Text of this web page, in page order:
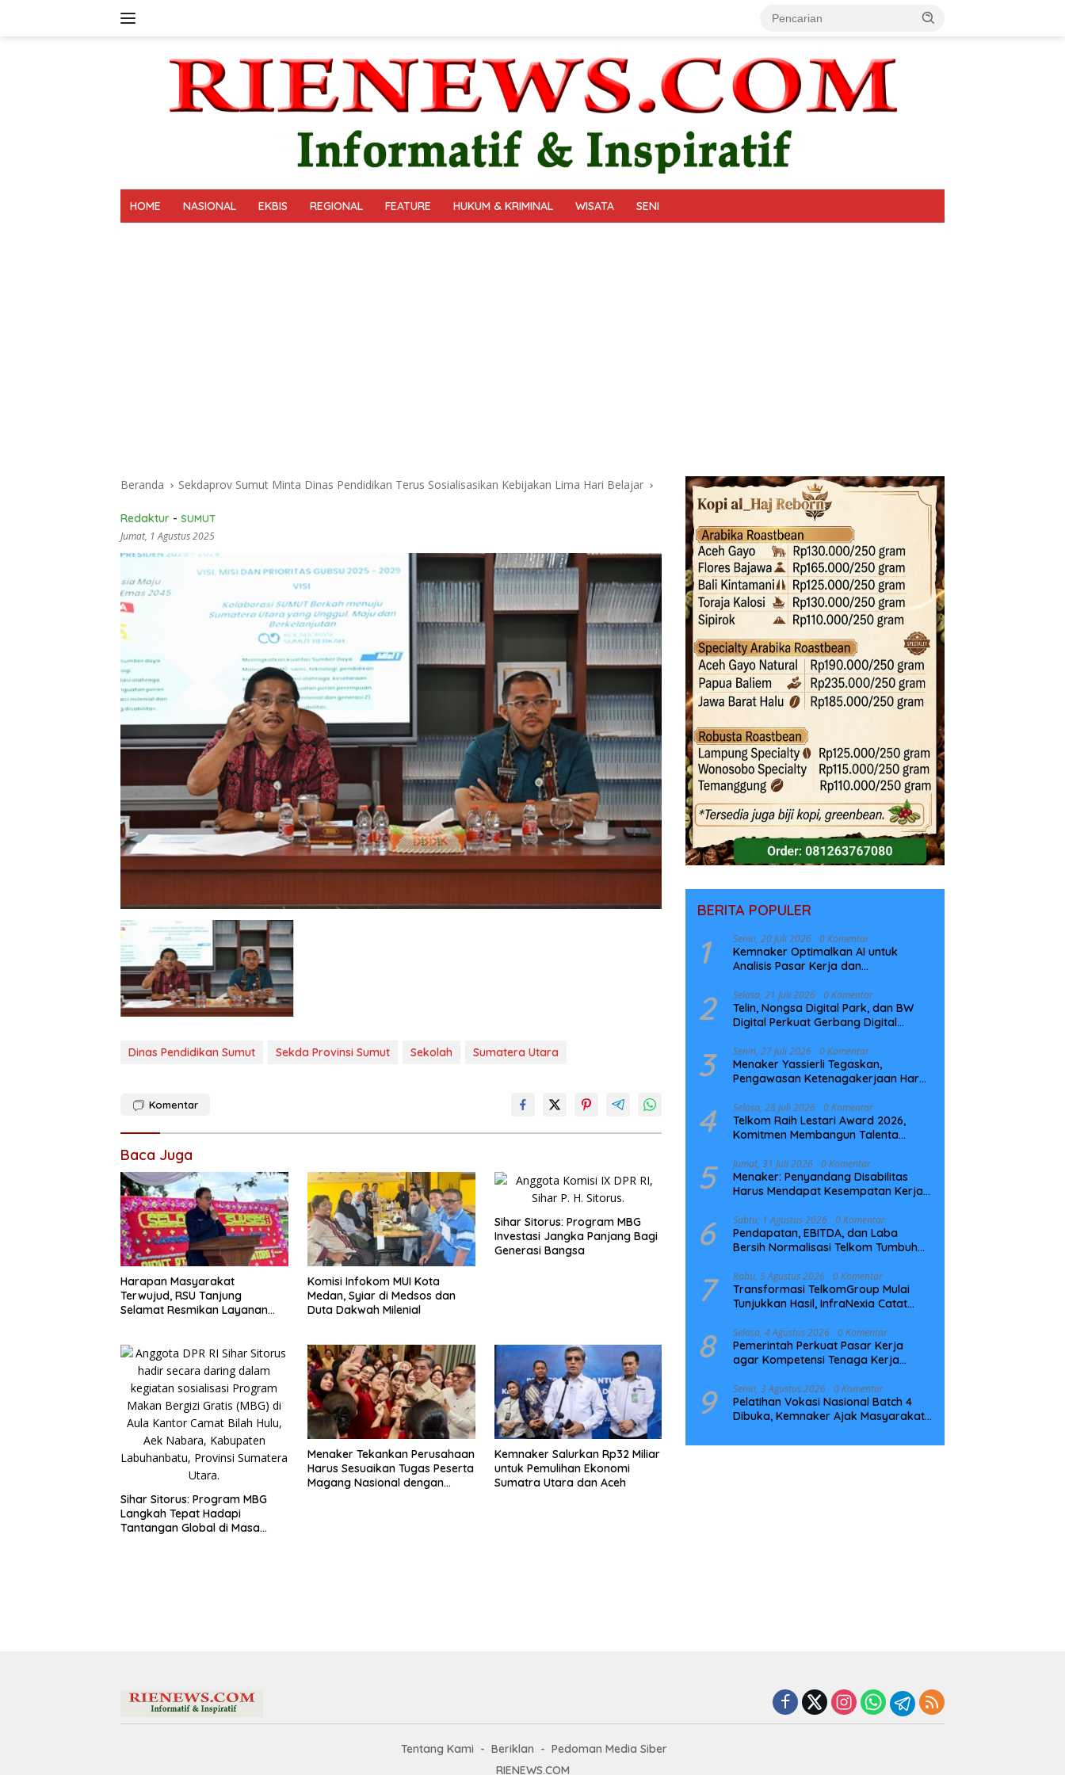
HOME NASIONAL EKBIS REGIONAL FEATURE HUKUM & KRIMINAL WISATA SENI
Beranda Sekdaprov Sumut Minta Dinas Pendidikan Terus Sosialisasikan Kebijakan Lima Hari Belajar
Redaktur - SUMUT
Jumat, 1 Agustus 2025
Dinas Pendidikan Sumut Sekda Provinsi Sumut Sekolah Sumatera Utara
Komentar
Baca Juga
Harapan Masyarakat
Terwujud, RSU Tanjung
Selamat Resmikan Layanan
Komisi Infokom MUI Kota
Medan, Syiar di Medsos dan
Duta Dakwah Milenial
Sihar Sitorus: Program MBG
Investasi Jangka Panjang Bagi
Generasi Bangsa
Sihar Sitorus: Program MBG
Langkah Tepat Hadapi
Tantangan Global di Masa
Menaker Tekankan Perusahaan
Harus Sesuaikan Tugas Peserta
Magang Nasional dengan
Kemnaker Salurkan Rp32 Miliar
untuk Pemulihan Ekonomi
Sumatra Utara dan Aceh
BERITA POPULER
1 Senin, 20 Juli 2026 0 Komentar
Kemnaker Optimalkan AI untuk
Analisis Pasar Kerja dan
2 Selasa, 21 Juli 2026 0 Komentar
Telin, Nongsa Digital Park, dan BW
Digital Perkuat Gerbang Digital
NCC
3 Senin, 27 Juli 2026 0 Komentar
Menaker Yassierli Tegaskan,
Pengawasan Ketenagakerjaan Harus
4 Selasa, 28 Juli 2026 0 Komentar
Telkom Raih Lestari Award 2026,
Komitmen Membangun Talenta
5 Jumat, 31 Juli 2026 0 Komentar
Menaker: Penyandang Disabilitas
Harus Mendapat Kesempatan Kerja
6 Sabtu, 1 Agustus 2026 0 Komentar
Pendapatan, EBITDA, dan Laba
Bersih Normalisasi Telkom Tumbuh
7 Rabu, 5 Agustus 2026 0 Komentar
Transformasi TelkomGroup Mulai
Tunjukkan Hasil, InfraNexia Catat
Digital Nasional
8 Selasa, 4 Agustus 2026 0 Komentar
Pemerintah Perkuat Pasar Kerja
agar Kompetensi Tenaga Kerja
9 Senin, 3 Agustus 2026 0 Komentar
Pelatihan Vokasi Nasional Batch 4
Dibuka, Kemnaker Ajak Masyarakat
Tentang Kami Beriklan
Pedoman Media Siber
RIENEWS.COM